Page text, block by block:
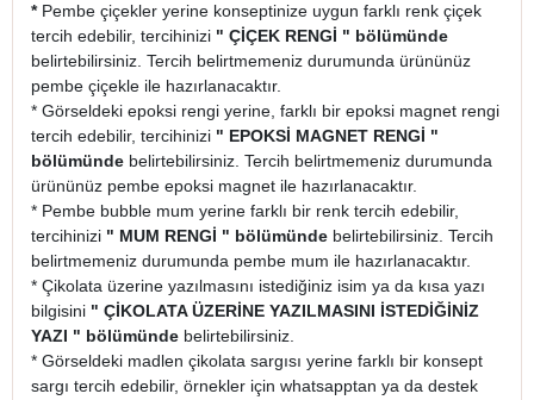
*Pembe çiçekler yerine konseptinize uygun farklı renk çiçek
tercih edebilir, tercihinizi " ÇİÇEK RENGİ " bölümünde
belirtebilirsiniz. Tercih belirtmemeniz durumunda ürününüz
pembe çiçekle ile hazırlanacaktır.
* Görseldeki epoksi rengi yerine, farklı bir epoksi magnet rengi
tercih edebilir, tercihinizi " EPOKSİ MAGNET RENGİ "
bölümünde belirtebilirsiniz. Tercih belirtmemeniz durumunda
ürününüz pembe epoksi magnet ile hazırlanacaktır.
* Pembe bubble mum yerine farklı bir renk tercih edebilir,
tercihinizi " MUM RENGİ " bölümünde belirtebilirsiniz. Tercih
belirtmemeniz durumunda pembe mum ile hazırlanacaktır.
* Çikolata üzerine yazılmasını istediğiniz isim ya da kısa yazı
bilgisini " ÇİKOLATA ÜZERİNE YAZILMASINI İSTEDİĞİNİZ
YAZI " bölümünde belirtebilirsiniz.
* Görseldeki madlen çikolata sargısı yerine farklı bir konsept
sargı tercih edebilir, örnekler için whatsapptan ya da destek